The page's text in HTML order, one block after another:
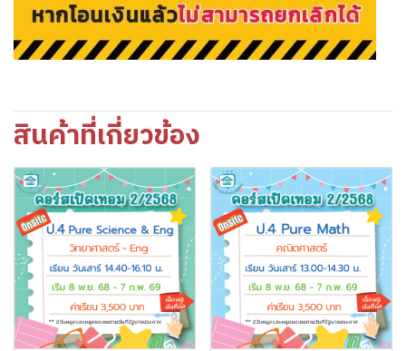
สินค้าที่เกี่ยวข้อง